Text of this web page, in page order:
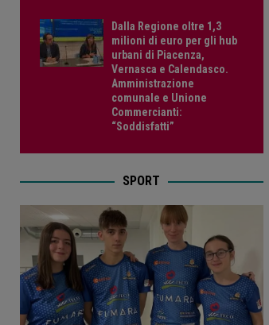
Dalla Regione oltre 1,3
milioni di euro per gli hub
urbani di Piacenza,
Vernasca e Calendasco.
Amministrazione
comunale e Unione
Commercianti:
“Soddisfatti”
SPORT